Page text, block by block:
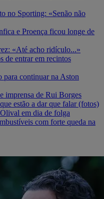
no Sporting: «Senão não
e Proença ficou longe de
«Até acho ridículo...»
de entrar em recintos
continuar na Aston
imprensa de Rui Borges
estão a dar que falar (fotos)
em dia de folga
com forte queda na